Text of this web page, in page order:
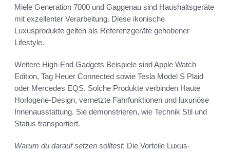
Miele Generation 7000 und Gaggenau sind Haushaltsgeräte
mit exzellenter Verarbeitung. Diese ikonische
Luxusprodukte gelten als Referenzgeräte gehobener
Lifestyle.
Weitere High-End Gadgets Beispiele sind Apple Watch
Edition, Tag Heuer Connected sowie Tesla Model S Plaid
oder Mercedes EQS. Solche Produkte verbinden Haute
Horlogerie-Design, vernetzte Fahrfunktionen und luxuriöse
Innenausstattung. Sie demonstrieren, wie Technik Stil und
Status transportiert.
Warum du darauf setzen solltest: Die Vorteile Luxus-